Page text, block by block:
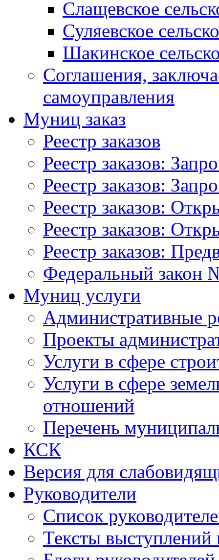
Слащевское
Суляевское
Шакинское
Соглашения,
самоуправления
Муниц заказ
Реестр заказов
Реестр заказов:
Реестр заказов:
Реестр заказов:
Реестр заказов:
Реестр заказов:
Федеральный закон
Муниц услуги
Административные
Проекты
Услуги в сфере
Услуги в сфере
отношений
Перечень
КСК
Версия для
Руководители
Список
Тексты выступлений